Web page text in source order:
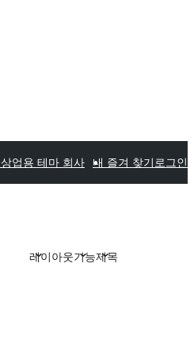
상업용 테마 회사 내 즐겨 찾기 로그인
레이아웃기능제목